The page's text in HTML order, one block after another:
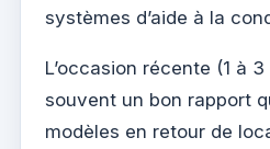
systèmes d’aide à la
L’occasion récente (1 à
souvent un bon rapport
modèles en retour de